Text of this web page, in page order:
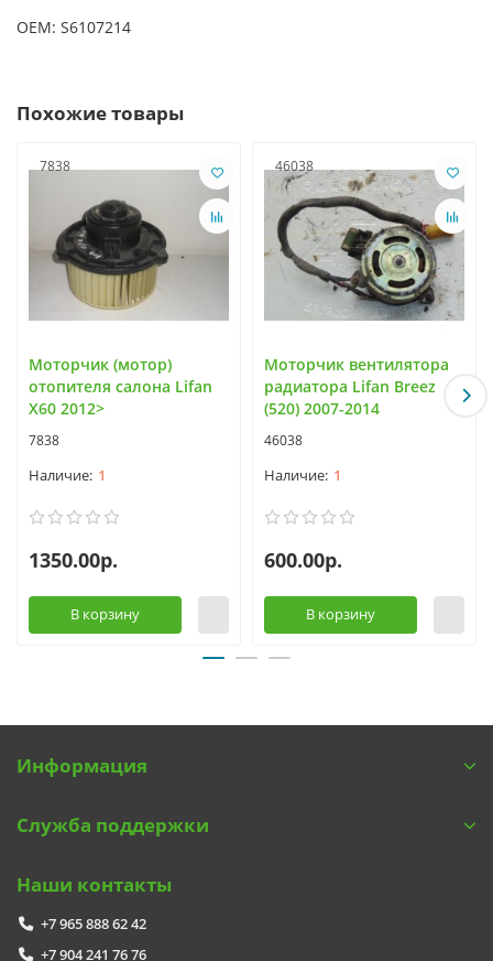
OEM: S6107214
Похожие товары
7838
Моторчик (мотор)
отопителя салона Lifan
X60 2012>
7838
1
1350.00р.
В корзину
46038
Моторчик вентилятора
радиатора Lifan Breez
(520) 2007-2014
46038
1
600.00р.
В корзину
Информация
Служба поддержки
Наши контакты
+7 965 888 62 42
+7 904 241 76 76